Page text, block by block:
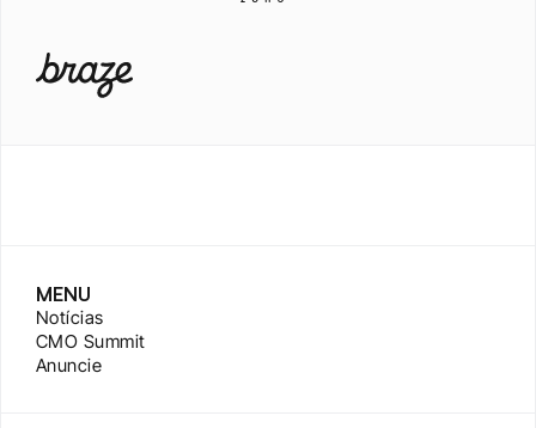
MENU
Notícias
CMO Summit
Anuncie